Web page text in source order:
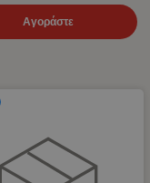
Αγοράστε